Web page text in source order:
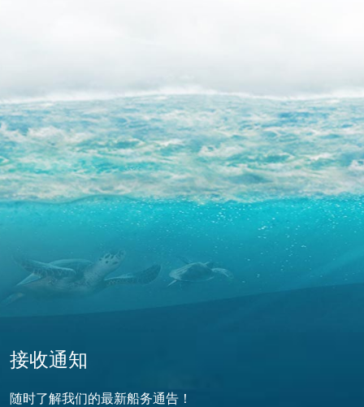
接收通知
随时了解我们的最新船务通告！